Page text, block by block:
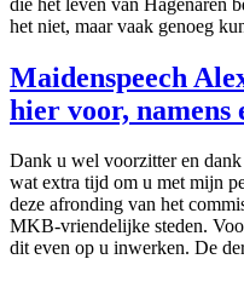
het niet, maar vaak genoeg
Maidenspeech
hier voor, namens
Dank u wel voorzitter en
wat extra tijd om u met mijn
deze afronding van het
MKB-vriendelijke steden.
dit even op u inwerken. De